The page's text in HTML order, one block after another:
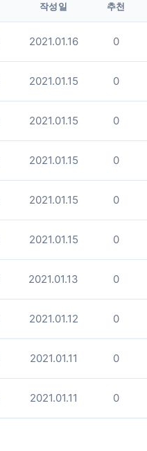
작성일 추천
2021.01.16 0
2021.01.15 0
2021.01.15 0
2021.01.15 0
2021.01.15 0
2021.01.15 0
2021.01.13 0
2021.01.12 0
2021.01.11 0
2021.01.11 0